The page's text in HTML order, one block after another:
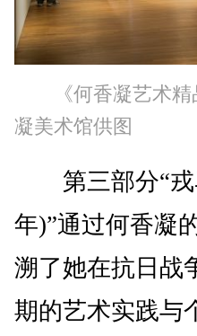
《何香凝艺术
凝美术馆供图
第三部分“戎
年)”通过何香凝
溯了她在抗日战
期的艺术实践与